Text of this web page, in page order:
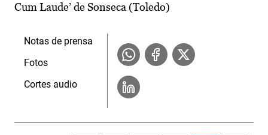
Cum Laude’ de Sonseca (Toledo)
Notas de prensa
Fotos
Cortes audio